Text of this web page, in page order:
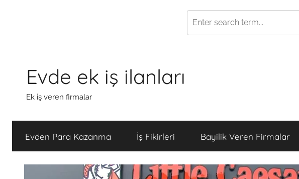
content
Evde ek iş ilanları
Ek iş veren firmalar
Evden Para Kazanma İş Fikirleri Bayilik Veren Firmalar